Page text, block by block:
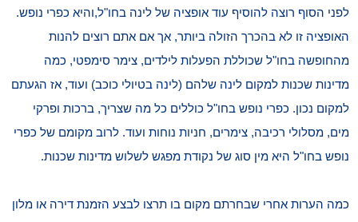
לפני הסוף רוצה להוסיף עוד אופציה של לינה בחו"ל,והיא כפרי נופש.
האופציה זו לא בהכרך הזולה ביותר, אך אם אתם רוצים להנות
מהחופשה בחו"ל שכוללת הפעלות לילדים, צימר סימפטי, כמה
מדינות שכנות למקום לינה שלהם (לינה בטיולי כוכב) ועוד, אז הגעתם
למקום נכון. כפרי נופש בחו"ל כוללים כל מה שצריך, ברכות ופרקי
מים, מסלולי רכיבה, צימרים, חניות נוחות ועוד. לרוב מקומם של כפרי
נופש בחו"ל היא מין סוג של נקודת מפגש לשלוש מדינות שכנות.
כמה הערות אחרי שבחרתם מקום בו תרצו לבצע הזמנת דירה או מלון